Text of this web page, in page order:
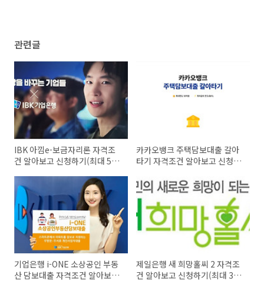
관련글
IBK 아낌e-보금자리론 자격조
건 알아보고 신청하기(최대 5억
카카오뱅크 주택담보대출 갈아
타기 자격조건 알아보고 신청하
기업은행 i-ONE 소상공인 부동
산 담보대출 자격조건 알아보고
제일은행 새 희망홀씨 2 자격조
건 알아보고 신청하기(최대 3천